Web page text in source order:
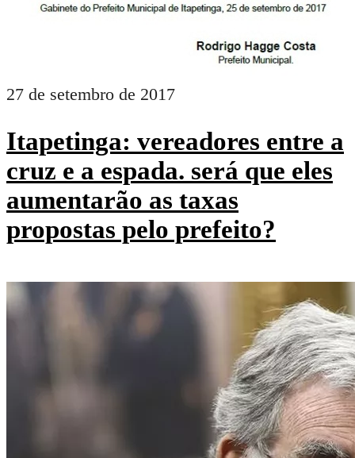
27 de setembro de 2017
Itapetinga: vereadores entre a
cruz e a espada. será que eles
aumentarão as taxas
propostas pelo prefeito?